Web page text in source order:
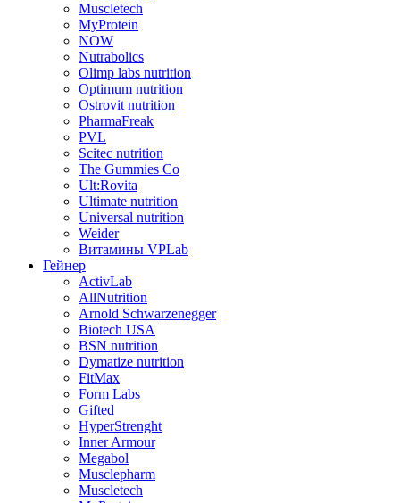
Muscletech
MyProtein
NOW
Nutrabolics
Olimp labs nutrition
Optimum nutrition
Ostrovit nutrition
PharmaFreak
PVL
Scitec nutrition
The Gummies Co
Ult:Rovita
Ultimate nutrition
Universal nutrition
Weider
Витамины VPLab
Гейнер
ActivLab
AllNutrition
Arnold Schwarzenegger
Biotech USA
BSN nutrition
Dymatize nutrition
FitMax
Form Labs
Gifted
HyperStrenght
Inner Armour
Megabol
Musclepharm
Muscletech